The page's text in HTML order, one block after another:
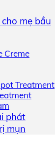
mẹ bầu
Creme
Treatment
phát
mụn